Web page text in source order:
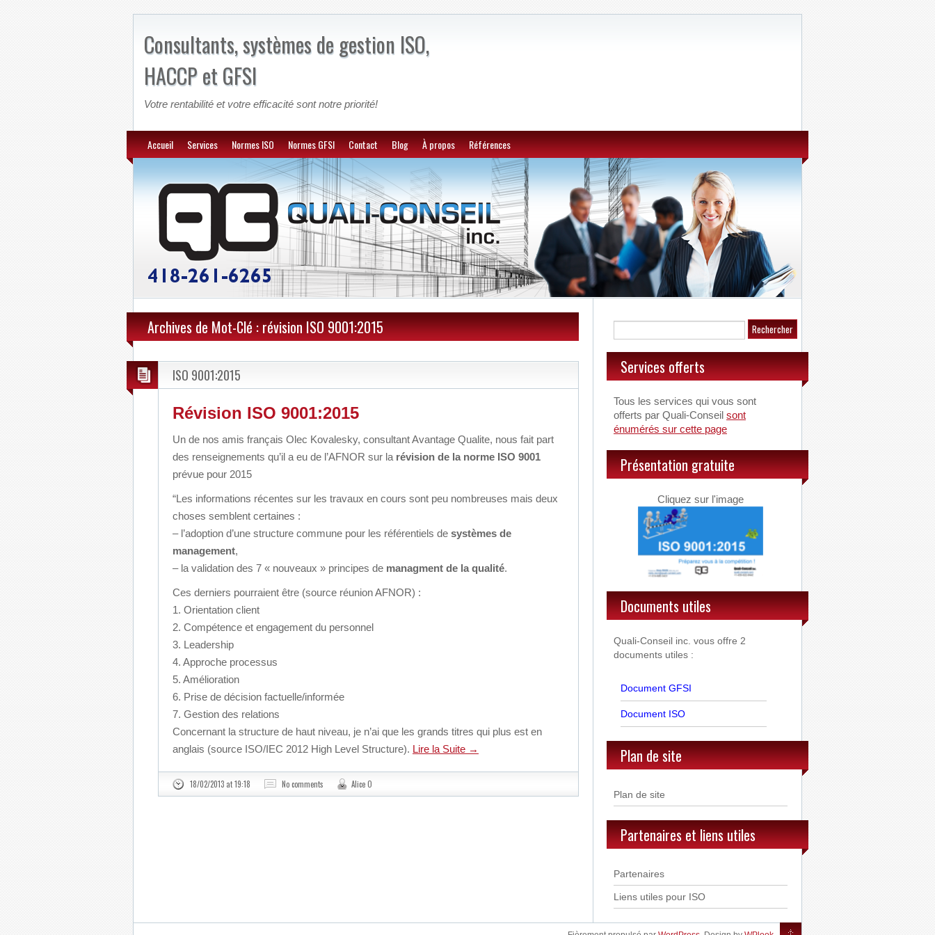
Consultants, systèmes de gestion ISO,
HACCP et GFSI
Votre rentabilité et votre efficacité sont notre priorité!
Accueil Services Normes ISO Normes GFSI Contact Blog À propos Références
Archives de Mot-Clé : révision ISO 9001:2015
ISO 9001:2015
Révision ISO 9001:2015
Un de nos amis français Olec Kovalesky, consultant Avantage Qualite, nous fait part
des renseignements qu’il a eu de l’AFNOR sur la révision de la norme ISO 9001
prévue pour 2015
“Les informations récentes sur les travaux en cours sont peu nombreuses mais deux
choses semblent certaines :
– l’adoption d’une structure commune pour les référentiels de systèmes de
management,
– la validation des 7 « nouveaux » principes de managment de la qualité.
Ces derniers pourraient être (source réunion AFNOR) :
1. Orientation client
2. Compétence et engagement du personnel
3. Leadership
4. Approche processus
5. Amélioration
6. Prise de décision factuelle/informée
7. Gestion des relations
Concernant la structure de haut niveau, je n’ai que les grands titres qui plus est en
anglais (source ISO/IEC 2012 High Level Structure). Lire la Suite →
18/02/2013 at 19:18 No comments Alice O
Services offerts
Tous les services qui vous sont
offerts par Quali-Conseil sont
énumérés sur cette page
Présentation gratuite
Cliquez sur l'image
Documents utiles
Quali-Conseil inc. vous offre 2
documents utiles :
Document GFSI
Document ISO
Plan de site
Plan de site
Partenaires et liens utiles
Partenaires
Liens utiles pour ISO